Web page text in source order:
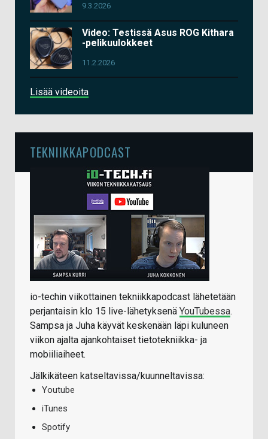
9.3.2026
Video: Testissä Asus ROG Kithara
-pelikuulokkeet
11.2.2026
Lisää videoita
TEKNIIKKAPODCAST
io-techin viikottainen tekniikkapodcast lähetetään
perjantaisin klo 15 live-lähetyksenä YouTubessa.
Sampsa ja Juha käyvät keskenään läpi kuluneen
viikon ajalta ajankohtaiset tietotekniikka- ja
mobiiliaiheet.
Jälkikäteen katseltavissa/kuunneltavissa:
Youtube
iTunes
Spotify